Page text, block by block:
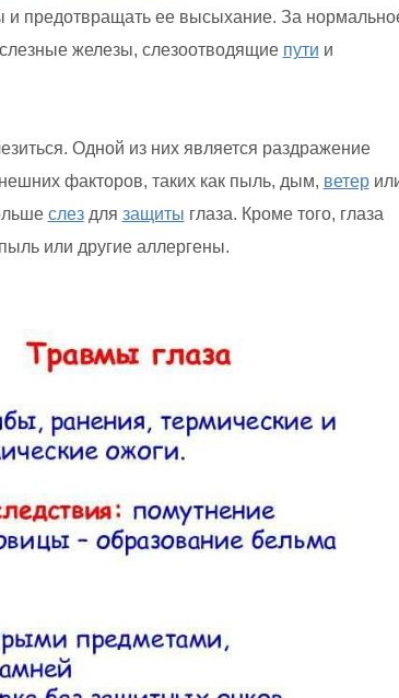
и предотвращать ее высыхание. За
железы, слезоотводящие пути и
Одной из них является раздражение
факторов, таких как пыль, дым, ветер
слездля защиты глаза. Кроме того, глаза
или другие аллергены.